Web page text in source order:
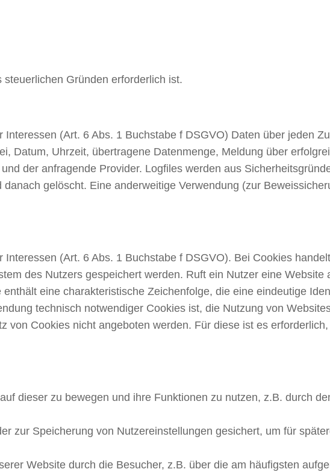
Gründen erforderlich ist.
(Art. 6 Abs. 1 Buchstabe f DSGVO) Daten über jeden
Datum, Uhrzeit, übertragene Datenmenge, Meldung über
der anfragende Provider. Logfiles werden aus
gelöscht. Eine anderweitige Verwendung (zur
(Art. 6 Abs. 1 Buchstabe f DSGVO). Bei Cookies
des Nutzers gespeichert werden. Ruft ein Nutzer eine Website
eine charakteristische Zeichenfolge, die eine eindeutige
technisch notwendiger Cookies ist, die Nutzung von
von Cookies nicht angeboten werden. Für diese ist es
dieser zu bewegen und ihre Funktionen zu nutzen, z.B. durch
zur Speicherung von Nutzereinstellungen gesichert, um für
Website durch die Besucher, z.B. über die am häufigsten